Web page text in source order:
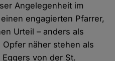
Angelegenheit im
engagierten Pfarrer,
Urteil – anders als
näher stehen als
von der St.